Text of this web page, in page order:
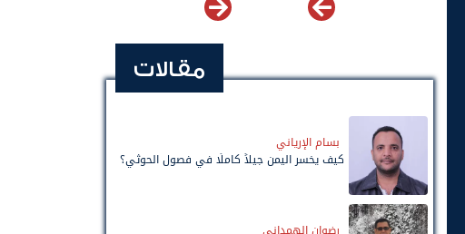
مقالات
بسام الإرياني
كيف يخسر اليمن جيلاً كاملًا في فصول الحوثي؟
رضوان الهمداني